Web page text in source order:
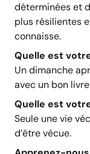
déterminées et
plus résilientes
connaisse.
Quelle est
Un dimanche
avec un bon
Quelle est
Seule une vie
d’être vécue.